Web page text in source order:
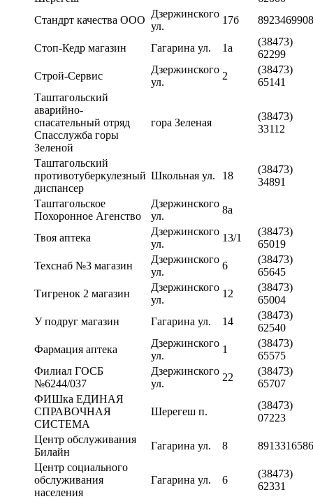
Стандрт качества ООО
Дзержинского
ул.
17б
Стоп-Кедр магазин Гагарина ул. 1а
(38473)
62299
Строй-Сервис
Дзержинского
ул.
2
(38473)
65141
Таштагольский
аварийно-
спасательный отряд
Спасслужба горы
Зеленой
гора Зеленая
(38473)
33112
Таштагольский
противотуберкулезный
диспансер
Школьная ул. 18
(38473)
34891
Таштагольское
Похоронное Агенство
Дзержинского
ул.
8а
Твоя аптека
Дзержинского
ул.
13/1
(38473)
65019
Техснаб №3 магазин
Дзержинского
ул.
6
(38473)
65645
Тигренок 2 магазин
Дзержинского
ул.
12
(38473)
65004
У подруг магазин
Гагарина ул. 14
(38473)
62540
Фармация аптека
Дзержинского
ул.
1
(38473)
65575
Филиал ГОСБ
№6244/037
Дзержинского
ул.
22
(38473)
65707
ФИШка ЕДИНАЯ
СПРАВОЧНАЯ
СИСТЕМА
Шерегеш п.
(38473)
07223
Центр обслуживания
Билайн
Гагарина ул. 8
Центр социального
обслуживания
населения
Гагарина ул. 6
(38473)
62331